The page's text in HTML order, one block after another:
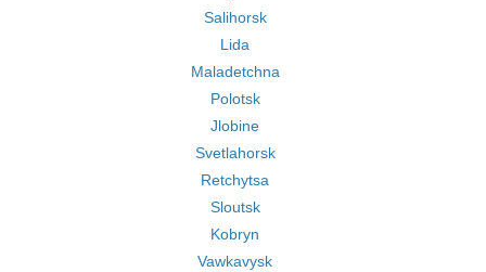
Salihorsk
Lida
Maladetchna
Polotsk
Jlobine
Svetlahorsk
Retchytsa
Sloutsk
Kobryn
Vawkavysk